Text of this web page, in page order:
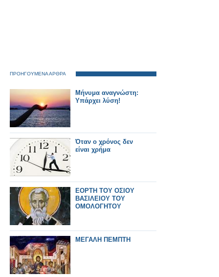
ΠΡΟΗΓΟΥΜΕΝΑ ΑΡΘΡΑ
Μήνυμα αναγνώστη:
Υπάρχει λύση!
Όταν ο χρόνος δεν
είναι χρήμα
ΕΟΡΤΗ ΤΟΥ ΟΣΙΟΥ
ΒΑΣΙΛΕΙΟΥ ΤΟΥ
ΟΜΟΛΟΓΗΤΟΥ
ΜΕΓΑΛΗ ΠΕΜΠΤΗ